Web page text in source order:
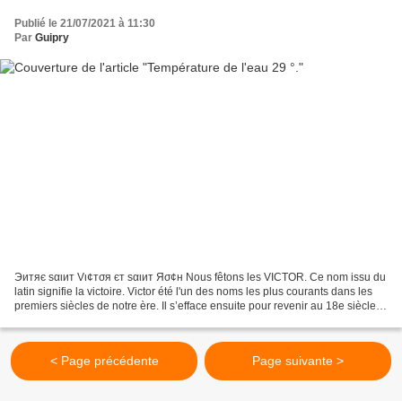
Publié le 21/07/2021 à 11:30
Par Guipry
Эитяє ѕαιит Vι¢тσя єт ѕαιит Яσ¢н Nous fêtons les VICTOR. Ce nom issu du
latin signifie la victoire. Victor été l'un des noms les plus courants dans les
premiers siècles de notre ère. Il s’efface ensuite pour revenir au 18e siècle
< Page précédente Page suivante >